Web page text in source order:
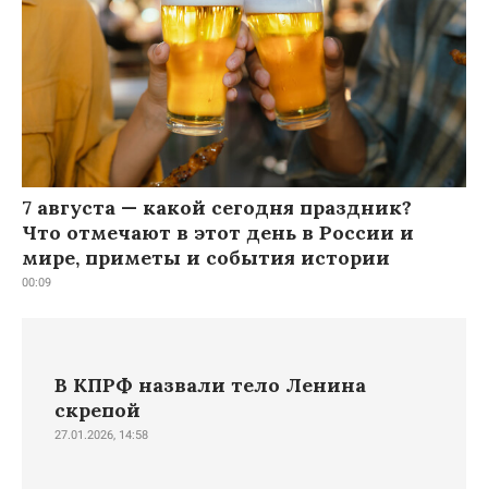
7 августа — какой сегодня праздник?
Что отмечают в этот день в России и
мире, приметы и события истории
00:09
В КПРФ назвали тело Ленина
скрепой
27.01.2026, 14:58